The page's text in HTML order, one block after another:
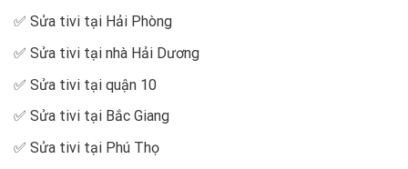
✅ Sửa tivi tại Hải Phòng
✅ Sửa tivi tại nhà Hải Dương
✅ Sửa tivi tại quận 10
✅ Sửa tivi tại Bắc Giang
✅ Sửa tivi tại Phú Thọ